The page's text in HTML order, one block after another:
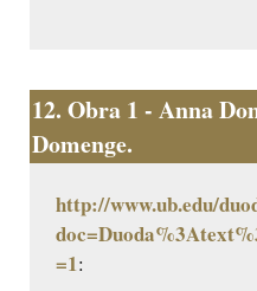
12. Obra 1 - Anna
Domenge.
http://www.ub.edu/
=1: